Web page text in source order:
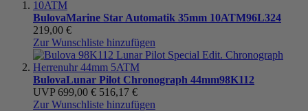
BulovaMarine Star Automatik 35mm 10ATM96L324
219,00 €
Zur Wunschliste hinzufügen
BulovaLunar Pilot Chronograph 44mm98K112
UVP 699,00 € 516,17 €
Zur Wunschliste hinzufügen